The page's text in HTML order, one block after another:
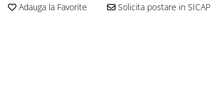
Adauga la Favorite Solicita postare in SICAP